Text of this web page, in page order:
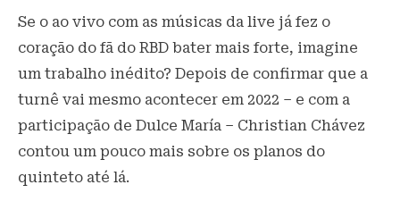
Se o ao vivo com as músicas da live já fez o
coração do fã do RBD bater mais forte, imagine
um trabalho inédito? Depois de confirmar que a
turnê vai mesmo acontecer em 2022 – e com a
participação de Dulce María – Christian Chávez
contou um pouco mais sobre os planos do
quinteto até lá.